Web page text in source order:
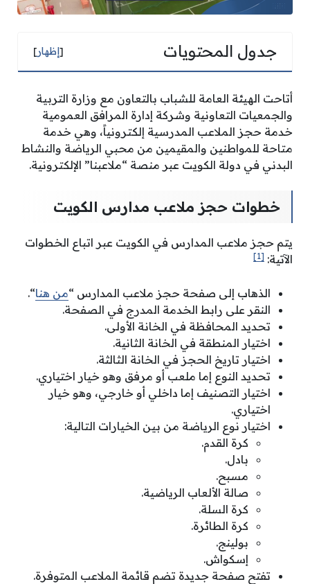
جدول المحتويات [إظهار]
أتاحت الهيئة العامة للشباب بالتعاون مع وزارة التربية
والجمعيات التعاونية وشركة إدارة المرافق العمومية
خدمة حجز الملاعب المدرسية إلكترونياً، وهي خدمة
متاحة للمواطنين والمقيمين من محبي الرياضة والنشاط
البدني في دولة الكويت عبر منصة “ملاعبنا” الإلكترونية.
خطوات حجز ملاعب مدارس الكويت
يتم حجز ملاعب المدارس في الكويت عبر اتباع الخطوات
الآتية: [1]
الذهاب إلى صفحة حجز ملاعب المدارس “من هنا“.
النقر على رابط الخدمة المدرج في الصفحة.
تحديد المحافظة في الخانة الأولى.
اختيار المنطقة في الخانة الثانية.
اختيار تاريخ الحجز في الخانة الثالثة.
تحديد النوع إما ملعب أو مرفق وهو خيار اختياري.
اختيار التصنيف إما داخلي أو خارجي، وهو خيار
اختياري.
اختيار نوع الرياضة من بين الخيارات التالية:
كرة القدم.
بادل.
مسبح.
صالة الألعاب الرياضية.
كرة السلة.
كرة الطائرة.
بولينج.
إسكواش.
تفتح صفحة جديدة تضم قائمة الملاعب المتوفرة.